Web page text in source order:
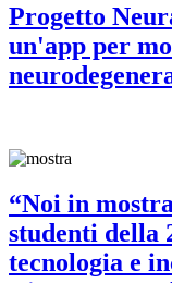
Progetto
un'app per
“Noi in
studenti della
tecnologia e